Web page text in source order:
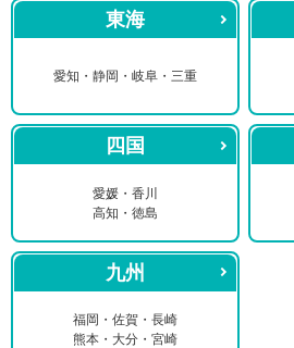
東海
愛知・静岡・岐阜・三重
四国
愛媛・香川
高知・徳島
九州
福岡・佐賀・長崎
熊本・大分・宮崎